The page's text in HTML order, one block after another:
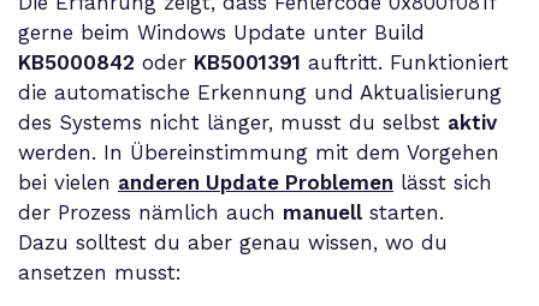
gerne beim Windows Update unter Build
KB5000842 oder KB5001391 auftritt. Funktioniert
die automatische Erkennung und Aktualisierung
des Systems nicht länger, musst du selbst aktiv
werden. In Übereinstimmung mit dem Vorgehen
bei vielen anderen Update Problemen lässt sich
der Prozess nämlich auch manuell starten.
Dazu solltest du aber genau wissen, wo du
ansetzen musst: